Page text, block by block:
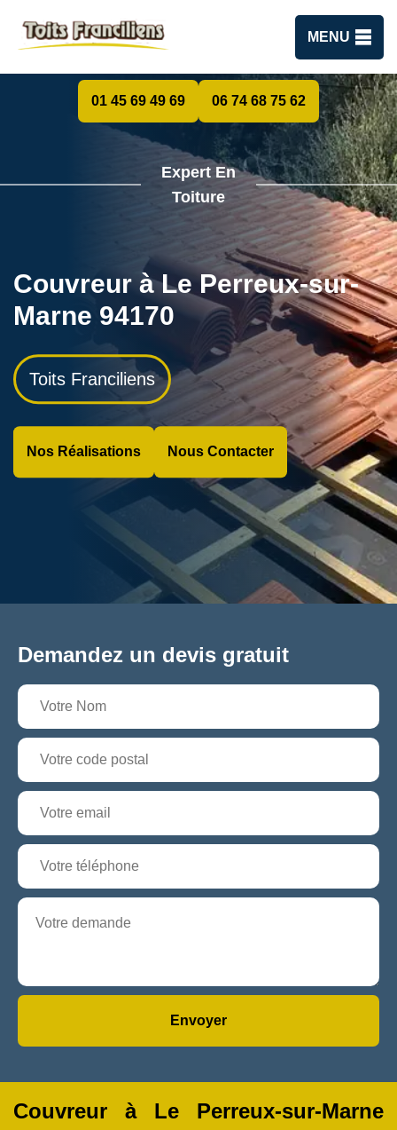
MENU
01 45 69 49 69 06 74 68 75 62
Expert En
Toiture
Couvreur à Le Perreux-sur-
Marne 94170
Toits Franciliens
Nos Réalisations Nous Contacter
Demandez un devis gratuit
Couvreur à Le Perreux-sur-Marne